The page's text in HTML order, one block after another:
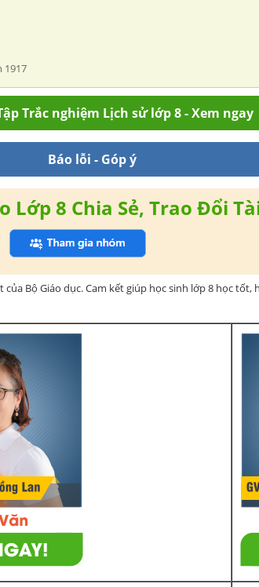
1917
Trắc nghiệm Lịch sử lớp 8 - Xem ngay
Báo lỗi - Góp ý
Lớp 8 Chia Sẻ, Trao Đổi
Bộ Giáo dục. Cam kết giúp học sinh lớp 8 học